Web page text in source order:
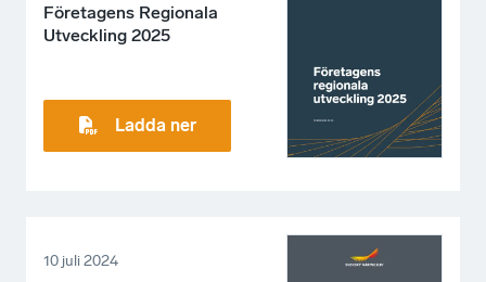
Företagens Regionala
Utveckling 2025
Ladda ner
10 juli 2024